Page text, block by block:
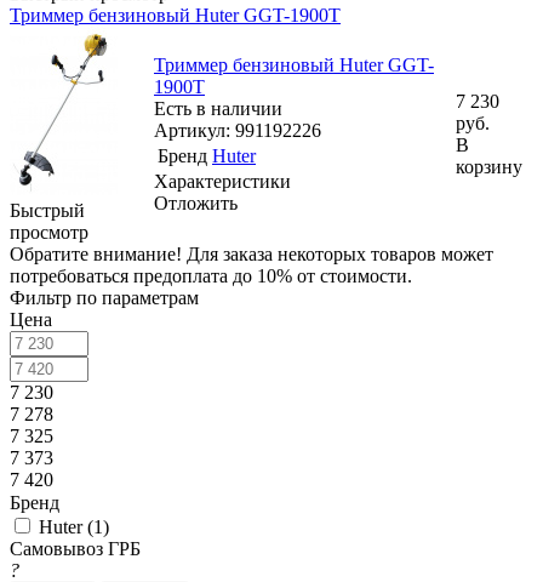
Триммер бензиновый Huter GGT-1900T
Быстрый
просмотр
Триммер бензиновый Huter GGT-
1900T
Есть в наличии
Артикул: 991192226
Бренд Huter
Характеристики
Отложить
7 230
руб.
В
корзину
Обратите внимание! Для заказа некоторых товаров может
потребоваться предоплата до 10% от стоимости.
Фильтр по параметрам
Цена
7 230
7 278
7 325
7 373
7 420
Бренд
Huter (1)
Самовывоз ГРБ
?